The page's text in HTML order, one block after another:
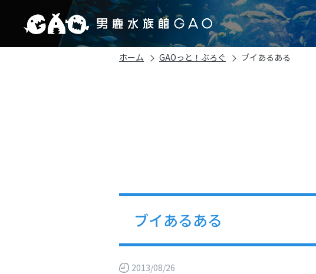
ホーム GAOっと！ぶろぐ ブイあるある
ブイあるある
2013/08/26